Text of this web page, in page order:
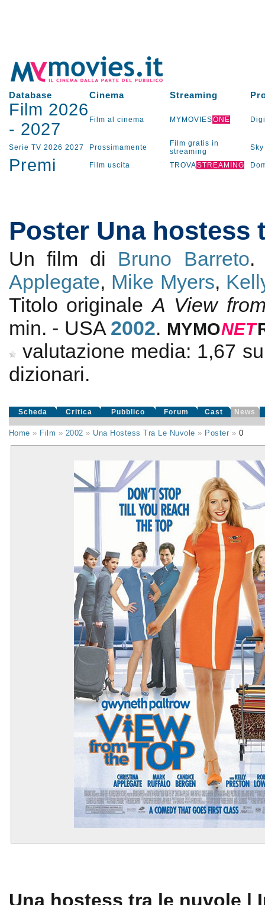
Database Cinema Streaming
Film 2026
- 2027 Film al cinema MYMOVIESONE
Serie TV 2026 2027 Prossimamente
Film gratis in
streaming
Sky
Premi Film uscita TROVASTREAMING
Poster Una hostess
Un film di Bruno Barreto.
Applegate, Mike Myers,
Titolo originaleA View
min. - USA 2002. MYMONET
valutazione media: 1,67
dizionari.
Scheda Critica Pubblico Forum Cast News
Home » Film » 2002 » Una Hostess Tra Le Nuvole » Poster » 0
Una hostess tra le nuvole |